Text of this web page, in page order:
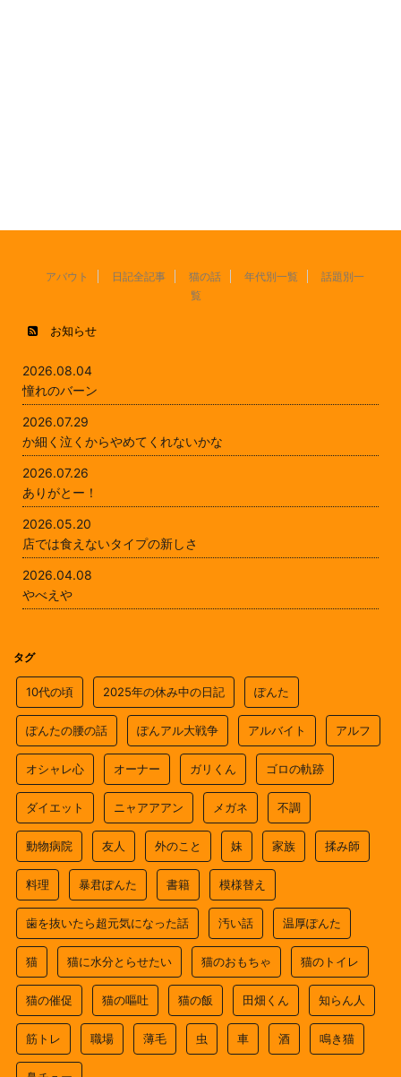
アバウト 日記全記事 猫の話 年代別一覧
話題別一
覧
お知らせ
2026.08.04
憧れのバーン
2026.07.29
か細く泣くからやめてくれないかな
2026.07.26
ありがとー！
2026.05.20
店では食えないタイプの新しさ
2026.04.08
やべえや
タグ
10代の頃 2025年の休み中の日記 ぽんた
ぽんたの腰の話 ぽんアル大戦争 アルバイト アルフ
オシャレ心 オーナー ガリくん ゴロの軌跡
ダイエット ニャアアアン メガネ 不調
動物病院 友人 外のこと 妹 家族 揉み師
料理 暴君ぽんた 書籍 模様替え
歯を抜いたら超元気になった話 汚い話 温厚ぽんた
猫 猫に水分とらせたい 猫のおもちゃ 猫のトイレ
猫の催促 猫の嘔吐 猫の飯 田畑くん 知らん人
筋トレ 職場 薄毛 虫 車 酒 鳴き猫